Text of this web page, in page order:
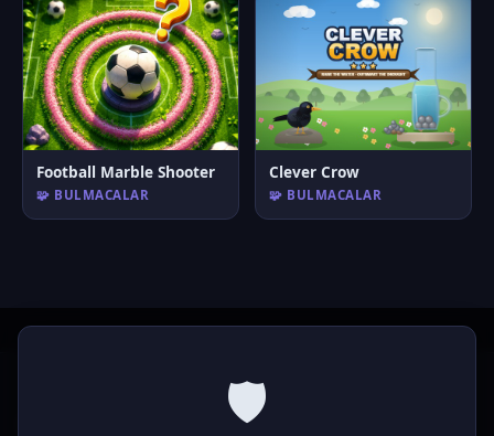
Football Marble Shooter
🧩 BULMACALAR
Clever Crow
🧩 BULMACALAR
🛡️